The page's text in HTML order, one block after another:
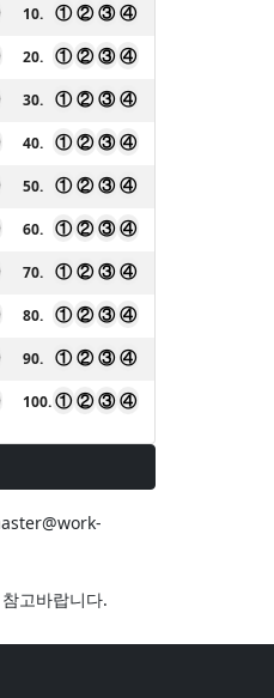
10. ① ② ③ ④
20. ① ② ③ ④
30. ① ② ③ ④
40. ① ② ③ ④
50. ① ② ③ ④
60. ① ② ③ ④
70. ① ② ③ ④
80. ① ② ③ ④
90. ① ② ③ ④
100.① ② ③ ④
고바랍니다.